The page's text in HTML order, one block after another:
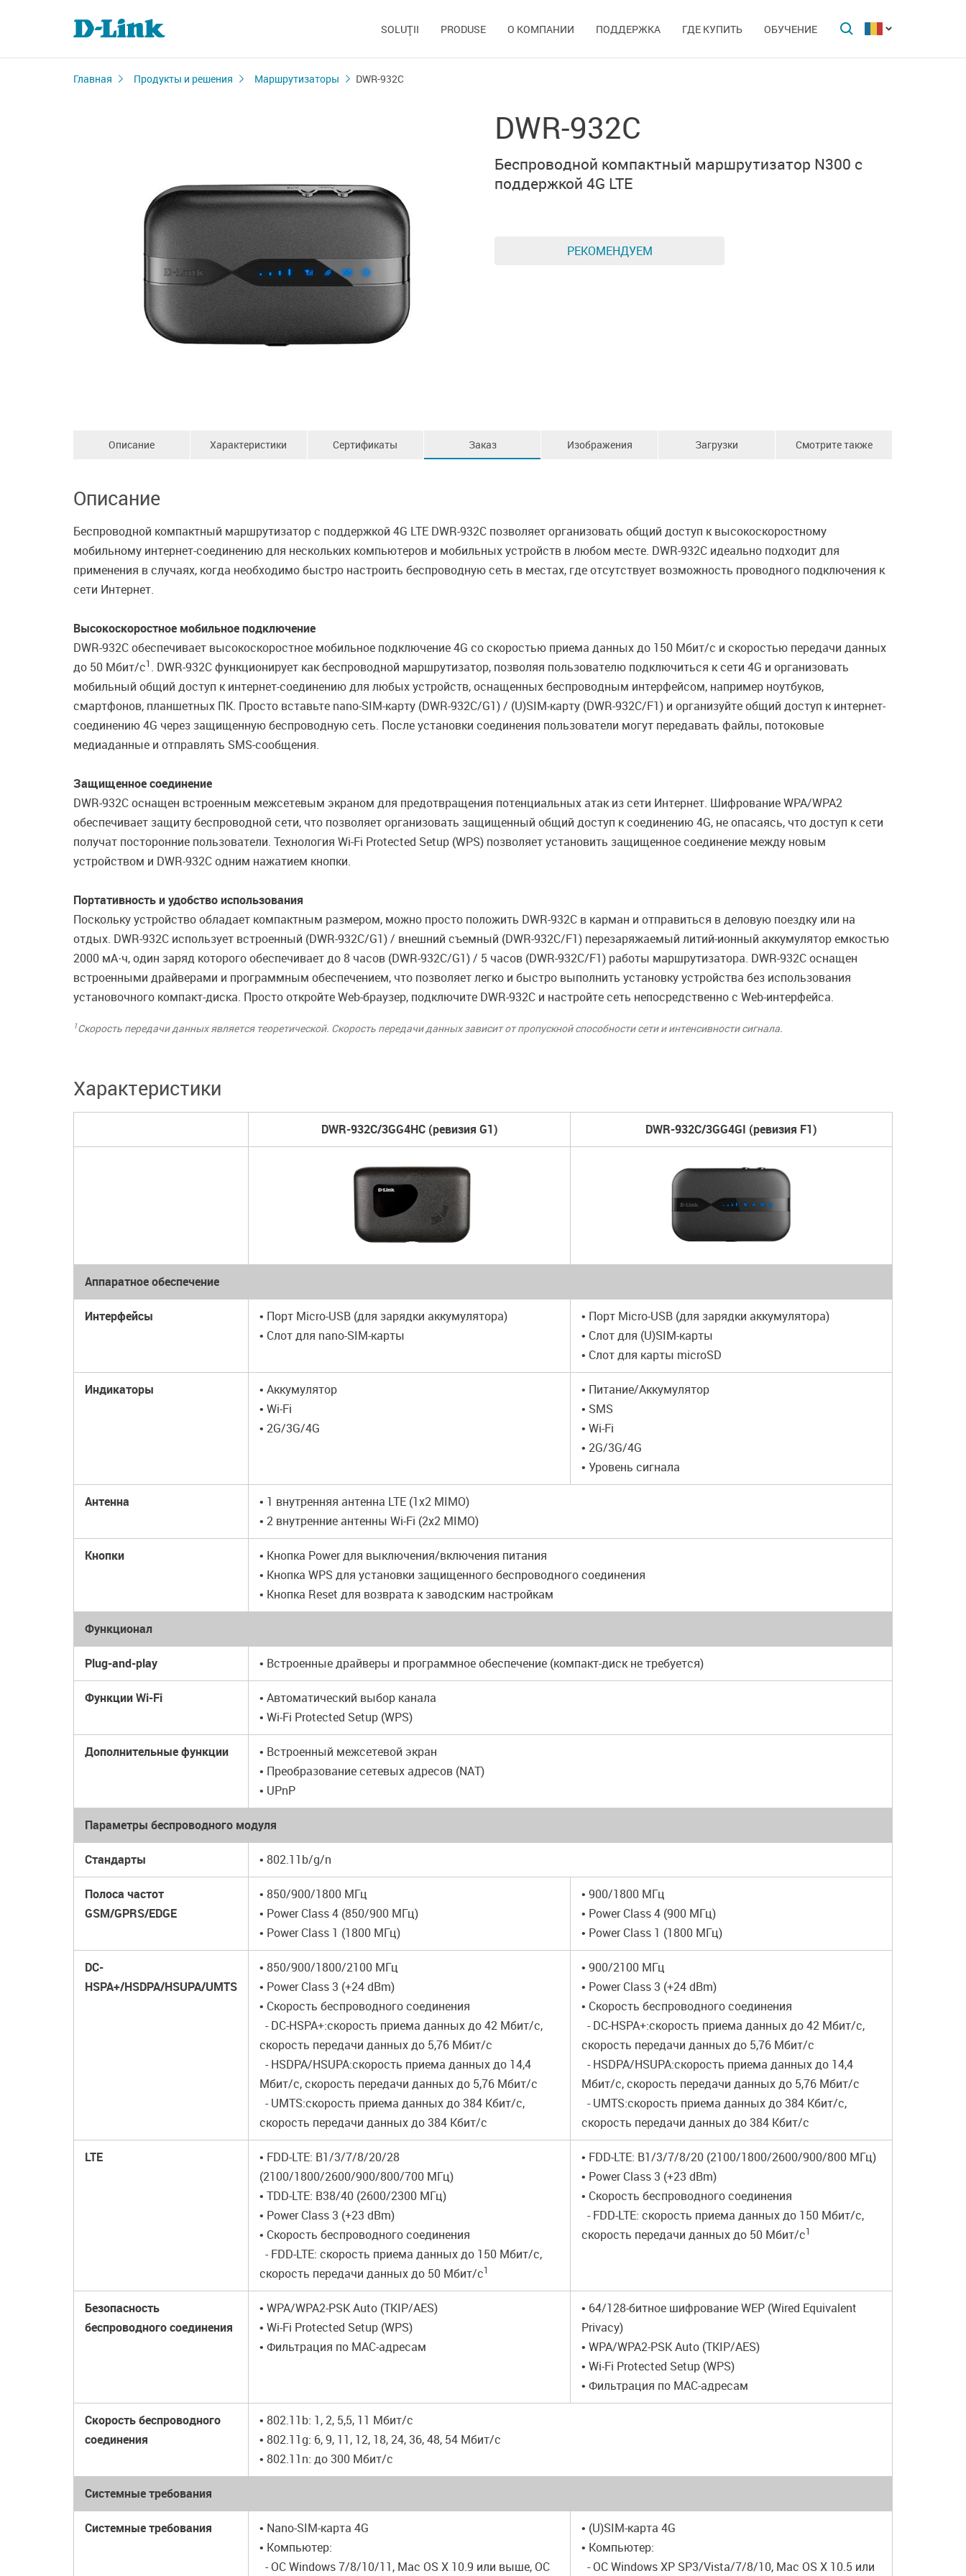
SOLUŢII PRODUSE О КОМПАНИИ ПОДДЕРЖКА ГДЕ КУПИТЬ ОБУЧЕНИЕ
Главная Продукты и решения Маршрутизаторы DWR-932C
DWR-932C
Беспроводной компактный маршрутизатор N300 с
поддержкой 4G LTE
РЕКОМЕНДУЕМ
Описание Характеристики Сертификаты Заказ Изображения Загрузки Смотрите также
Описание
Беспроводной компактный маршрутизатор с поддержкой 4G LTE DWR-932C позволяет организовать общий доступ к высокоскоростному
мобильному интернет-соединению для нескольких компьютеров и мобильных устройств в любом месте. DWR-932C идеально подходит для
применения в случаях, когда необходимо быстро настроить беспроводную сеть в местах, где отсутствует возможность проводного подключения к
сети Интернет.
Высокоскоростное мобильное подключение
DWR-932C обеспечивает высокоскоростное мобильное подключение 4G со скоростью приема данных до 150 Мбит/с и скоростью передачи данных
до 50 Мбит/с1 . DWR-932C функционирует как беспроводной маршрутизатор, позволяя пользователю подключиться к сети 4G и организовать
мобильный общий доступ к интернет-соединению для любых устройств, оснащенных беспроводным интерфейсом, например ноутбуков,
смартфонов, планшетных ПК. Просто вставьте nano-SIM-карту (DWR-932C/G1) / (U)SIM-карту (DWR-932C/F1) и организуйте общий доступ к интернет-
соединению 4G через защищенную беспроводную сеть. После установки соединения пользователи могут передавать файлы, потоковые
медиаданные и отправлять SMS-сообщения.
Защищенное соединение
DWR-932C оснащен встроенным межсетевым экраном для предотвращения потенциальных атак из сети Интернет. Шифрование WPA/WPA2
обеспечивает защиту беспроводной сети, что позволяет организовать защищенный общий доступ к соединению 4G, не опасаясь, что доступ к сети
получат посторонние пользователи. Технология Wi-Fi Protected Setup (WPS) позволяет установить защищенное соединение между новым
устройством и DWR-932C одним нажатием кнопки.
Портативность и удобство использования
Поскольку устройство обладает компактным размером, можно просто положить DWR-932C в карман и отправиться в деловую поездку или на
отдых. DWR-932C использует встроенный (DWR-932C/G1) / внешний съемный (DWR-932C/F1) перезаряжаемый литий-ионный аккумулятор емкостью
2000 мА·ч, один заряд которого обеспечивает до 8 часов (DWR-932C/G1) / 5 часов (DWR-932C/F1) работы маршрутизатора. DWR-932С оснащен
встроенными драйверами и программным обеспечением, что позволяет легко и быстро выполнить установку устройства без использования
установочного компакт-диска. Просто откройте Web-браузер, подключите DWR-932С и настройте сеть непосредственно с Web-интерфейса.
1Скорость передачи данных является теоретической. Скорость передачи данных зависит от пропускной способности сети и интенсивности сигнала.
Характеристики
DWR-932C/3GG4HC (ревизия G1) DWR-932C/3GG4GI (ревизия F1)
Аппаратное обеспечение
Интерфейсы
• Порт Micro-USB (для зарядки аккумулятора)
• Слот для nano-SIM-карты
• Порт Micro-USB (для зарядки аккумулятора)
• Слот для (U)SIM-карты
• Слот для карты microSD
Индикаторы
• Аккумулятор
• Wi-Fi
• 2G/3G/4G
• Питание/Аккумулятор
• SMS
• Wi-Fi
• 2G/3G/4G
• Уровень сигнала
Антенна
• 1 внутренняя антенна LTE (1x2 MIMO)
• 2 внутренние антенны Wi-Fi (2x2 MIMO)
Кнопки
• Кнопка Power для выключения/включения питания
• Кнопка WPS для установки защищенного беспроводного соединения
• Кнопка Reset для возврата к заводским настройкам
Функционал
Plug-and-play • Встроенные драйверы и программное обеспечение (компакт-диск не требуется)
Функции Wi-Fi
• Автоматический выбор канала
• Wi-Fi Protected Setup (WPS)
Дополнительные функции
• Встроенный межсетевой экран
• Преобразование сетевых адресов (NAT)
• UPnP
Параметры беспроводного модуля
Стандарты • 802.11b/g/n
Полоса частот
GSM/GPRS/EDGE
• 850/900/1800 МГц
• Power Class 4 (850/900 МГц)
• Power Class 1 (1800 МГц)
• 900/1800 МГц
• Power Class 4 (900 МГц)
• Power Class 1 (1800 МГц)
DC-
HSPA+/HSDPA/HSUPA/UMTS
• 850/900/1800/2100 МГц
• Power Class 3 (+24 dBm)
• Скорость беспроводного соединения
- DC-HSPA+:скорость приема данных до 42 Мбит/с,
скорость передачи данных до 5,76 Мбит/с
- HSDPA/HSUPA:скорость приема данных до 14,4
Мбит/с, скорость передачи данных до 5,76 Мбит/с
- UMTS:скорость приема данных до 384 Кбит/с,
скорость передачи данных до 384 Кбит/с
• 900/2100 МГц
• Power Class 3 (+24 dBm)
• Скорость беспроводного соединения
- DC-HSPA+:скорость приема данных до 42 Мбит/с,
скорость передачи данных до 5,76 Мбит/с
- HSDPA/HSUPA:скорость приема данных до 14,4
Мбит/с, скорость передачи данных до 5,76 Мбит/с
- UMTS:скорость приема данных до 384 Кбит/с,
скорость передачи данных до 384 Кбит/с
LTE
• FDD-LTE: B1/3/7/8/20/28
(2100/1800/2600/900/800/700 МГц)
• TDD-LTE: B38/40 (2600/2300 МГц)
• Power Class 3 (+23 dBm)
• Скорость беспроводного соединения
- FDD-LTE: скорость приема данных до 150 Мбит/с,
скорость передачи данных до 50 Мбит/с1
• FDD-LTE: B1/3/7/8/20 (2100/1800/2600/900/800 МГц)
• Power Class 3 (+23 dBm)
• Скорость беспроводного соединения
- FDD-LTE: скорость приема данных до 150 Мбит/с,
скорость передачи данных до 50 Мбит/с1
Безопасность
беспроводного соединения
• WPA/WPA2-PSK Auto (TKIP/AES)
• Wi-Fi Protected Setup (WPS)
• Фильтрация по MAC-адресам
• 64/128-битное шифрование WEP (Wired Equivalent
Privacy)
• WPA/WPA2-PSK Auto (TKIP/AES)
• Wi-Fi Protected Setup (WPS)
• Фильтрация по MAC-адресам
Скорость беспроводного
соединения
• 802.11b: 1, 2, 5,5, 11 Мбит/с
• 802.11g: 6, 9, 11, 12, 18, 24, 36, 48, 54 Мбит/с
• 802.11n: до 300 Мбит/с
Системные требования
Системные требования
• Nano-SIM-карта 4G
• Компьютер:
- ОС Windows 7/8/10/11, Mac OS X 10.9 или выше, ОС
• (U)SIM-карта 4G
• Компьютер:
- ОС Windows XP SP3/Vista/7/8/10, Mac OS X 10.5 или